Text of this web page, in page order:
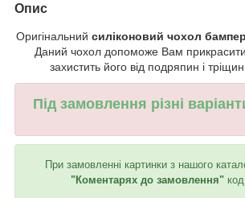
Опис
Оригінальний силіконовий чохол
Даний чохол допоможе Вам
захистить його від подряпин і тріщин
Під замовлення різні
При замовленні картинки з нашого
"Коментарях до замовлення"код